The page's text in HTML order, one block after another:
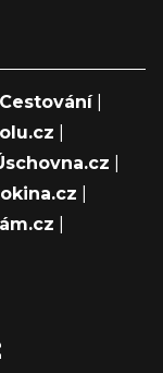
Cestování|